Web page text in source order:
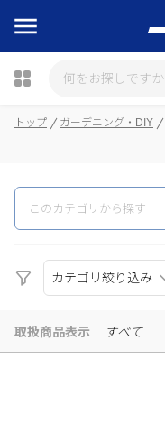
瓶詰
トップ ガーデニング・DIY
カテゴリ絞り込み
取扱商品表示 すべて